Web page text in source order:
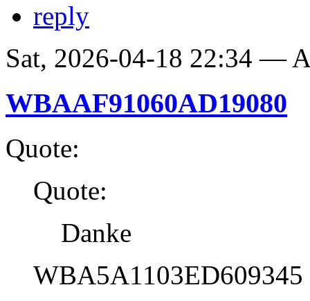
reply
Sat, 2026-04-18 22:34 —
WBAAF91060AD19080
Quote:
Quote:
Danke
WBA5A1103ED609345